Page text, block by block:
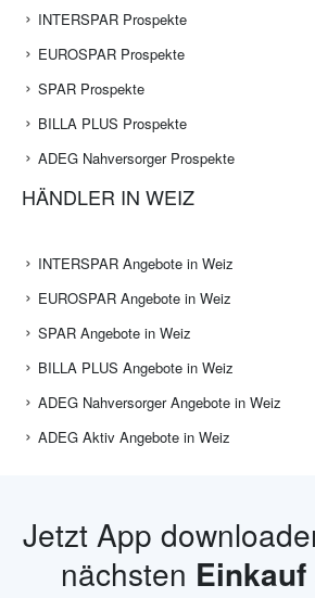
INTERSPAR Prospekte
EUROSPAR Prospekte
SPAR Prospekte
BILLA PLUS Prospekte
ADEG Nahversorger Prospekte
HÄNDLER IN WEIZ
INTERSPAR Angebote in Weiz
EUROSPAR Angebote in Weiz
SPAR Angebote in Weiz
BILLA PLUS Angebote in Weiz
ADEG Nahversorger Angebote in Weiz
ADEG Aktiv Angebote in Weiz
Jetzt App
nächsten